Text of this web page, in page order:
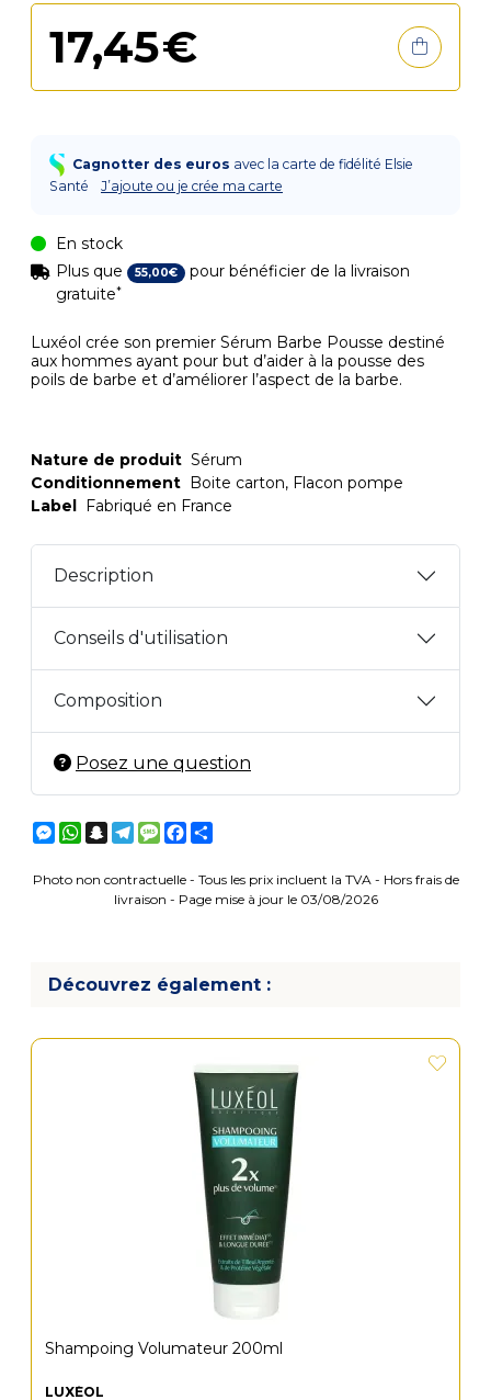
Luxéol crée son premier Sérum Barbe Pousse destiné
aux hommes ayant pour but d’aider à la pousse des
poils de barbe et d’améliorer l’aspect de la barbe.
17,45€
Cagnotter des euros avec la carte de fidélité Elsie
Santé
J’ajoute ou je crée ma carte
En stock
Plus que
55,00€ pour bénéficier de la livraison
gratuite*
Nature de produit Sérum
Conditionnement Boite carton, Flacon pompe
Label Fabriqué en France
Description
Conseils d'utilisation
Composition
Posez une question
Messenger
WhatsApp
Snapchat
Telegram
MessageFacebook
Photo non contractuelle - Tous les prix incluent la TVA - Hors frais de
livraison - Page mise à jour le 03/08/2026
Découvrez également :
Shampoing Volumateur 200ml
LUXÉOL